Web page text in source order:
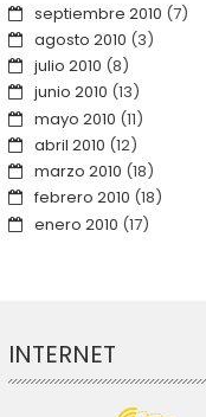
septiembre 2010 (7)
agosto 2010 (3)
julio 2010 (8)
junio 2010 (13)
mayo 2010 (11)
abril 2010 (12)
marzo 2010 (18)
febrero 2010 (18)
enero 2010 (17)
INTERNET